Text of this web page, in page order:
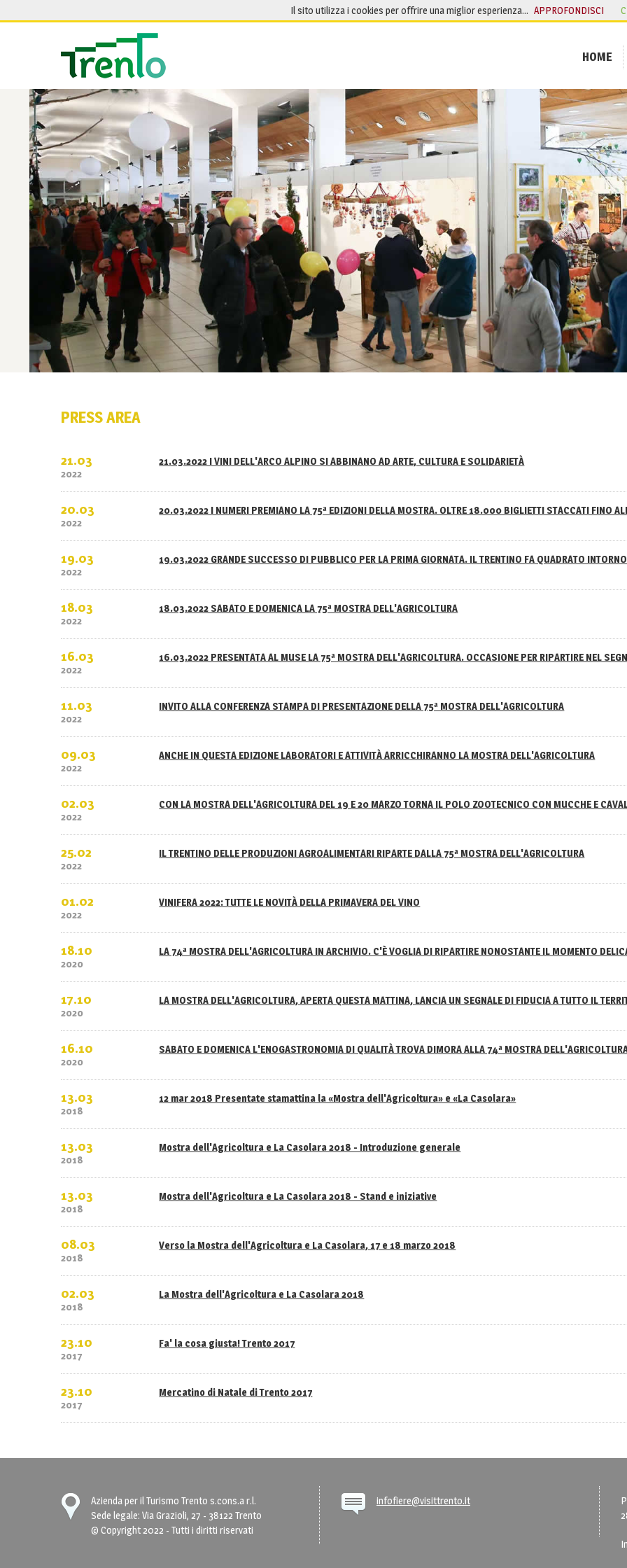
HOME
PRESS AREA
21.03
2022
21.03.2022 I VINI DELL'ARCO ALPINO SI ABBINANO AD ARTE, CULTURA E SOLIDARIETÀ
20.03
2022
20.03.2022 I NUMERI PREMIANO LA 75ª EDIZIONI DELLA MOSTRA. OLTRE 18.000 BIGLIETTI STACCATI FINO
19.03
2022
19.03.2022 GRANDE SUCCESSO DI PUBBLICO PER LA PRIMA GIORNATA. IL TRENTINO FA QUADRATO
18.03
2022
18.03.2022 SABATO E DOMENICA LA 75ª MOSTRA DELL'AGRICOLTURA
16.03
2022
16.03.2022 PRESENTATA AL MUSE LA 75ª MOSTRA DELL'AGRICOLTURA. OCCASIONE PER RIPARTIRE NEL
11.03
2022
INVITO ALLA CONFERENZA STAMPA DI PRESENTAZIONE DELLA 75ª MOSTRA DELL'AGRICOLTURA
09.03
2022
ANCHE IN QUESTA EDIZIONE LABORATORI E ATTIVITÀ ARRICCHIRANNO LA MOSTRA DELL'AGRICOLTURA
02.03
2022
CON LA MOSTRA DELL'AGRICOLTURA DEL 19 E 20 MARZO TORNA IL POLO ZOOTECNICO CON MUCCHE E
25.02
2022
IL TRENTINO DELLE PRODUZIONI AGROALIMENTARI RIPARTE DALLA 75ª MOSTRA DELL'AGRICOLTURA
01.02
2022
VINIFERA 2022: TUTTE LE NOVITÀ DELLA PRIMAVERA DEL VINO
18.10
2020
LA 74ª MOSTRA DELL'AGRICOLTURA IN ARCHIVIO. C'È VOGLIA DI RIPARTIRE NONOSTANTE IL MOMENTO
17.10
2020
LA MOSTRA DELL'AGRICOLTURA, APERTA QUESTA MATTINA, LANCIA UN SEGNALE DI FIDUCIA A TUTTO IL
16.10
2020
SABATO E DOMENICA L'ENOGASTRONOMIA DI QUALITÀ TROVA DIMORA ALLA 74ª MOSTRA
13.03
2018
12 mar 2018 Presentate stamattina la «Mostra dell'Agricoltura» e «La Casolara»
13.03
2018
Mostra dell'Agricoltura e La Casolara 2018 - Introduzione generale
13.03
2018
Mostra dell'Agricoltura e La Casolara 2018 - Stand e iniziative
08.03
2018
Verso la Mostra dell'Agricoltura e La Casolara, 17 e 18 marzo 2018
02.03
2018
La Mostra dell'Agricoltura e La Casolara 2018
23.10
2017
Fa' la cosa giusta! Trento 2017
23.10
2017
Mercatino di Natale di Trento 2017
Azienda per il Turismo Trento s.cons.a r.l.
Sede legale: Via Grazioli, 27 - 38122 Trento
© Copyright 2022 - Tutti i diritti riservati
infofiere@visittrento.it
Il sito utilizza i cookies per offrire una miglior esperienza… APPROFONDISCI